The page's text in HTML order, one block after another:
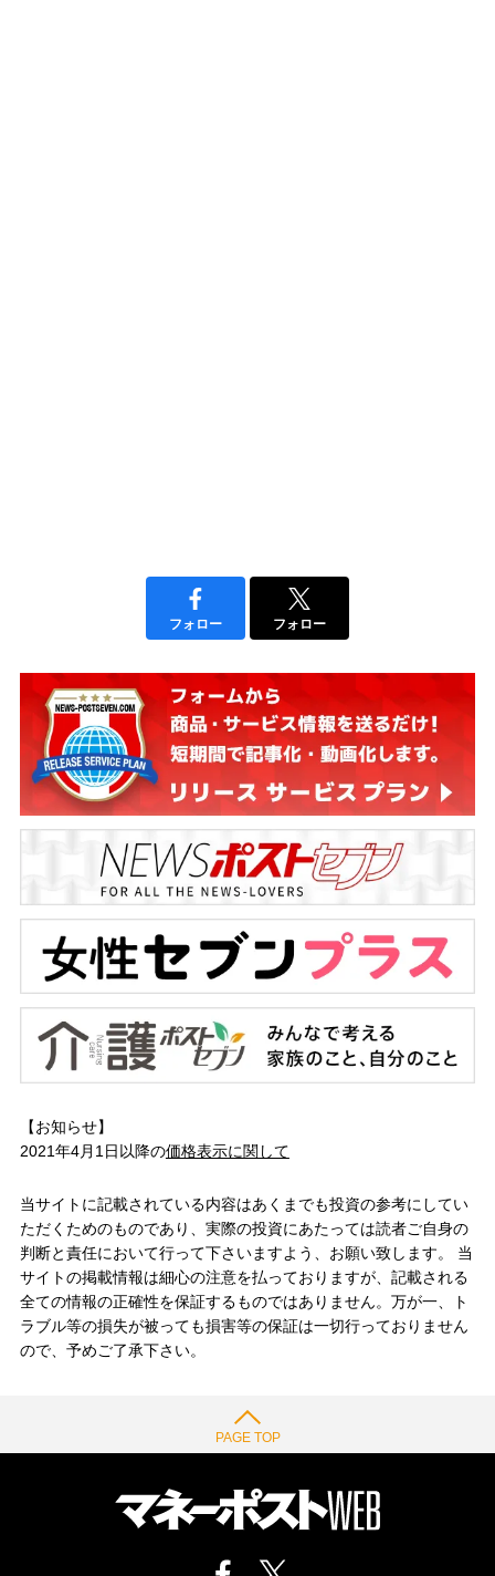
フォロー フォロー
【お知らせ】
2021年4月1日以降の価格表示に関して
当サイトに記載されている内容はあくまでも投資の参考にしてい
ただくためのものであり、実際の投資にあたっては読者ご自身の
判断と責任において行って下さいますよう、お願い致します。 当
サイトの掲載情報は細心の注意を払っておりますが、記載される
全ての情報の正確性を保証するものではありません。万が一、ト
ラブル等の損失が被っても損害等の保証は一切行っておりません
ので、予めご了承下さい。
PAGE TOP